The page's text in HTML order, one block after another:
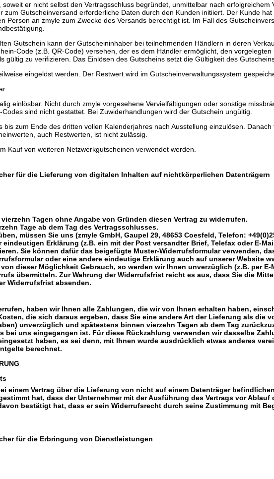
er nicht selbst den Vertragsschluss begründet, unmittelbar nach erfolgreichem
zum Gutscheinversand erforderliche Daten durch den Kunden initiiert. Der Kunde
Person an zmyle zum Zwecke des Versands berechtigt ist. Im Fall des
Gutschein kann der Gutscheininhaber bei teilnehmenden Händlern in deren
Code (z.B. QR-Code) versehen, der es dem Händler ermöglicht, den
gültig zu verifizieren. Das Einlösen des Gutscheins setzt die Gültigkeit des
eingelöst werden. Der Restwert wird im Gutscheinverwaltungssystem
einlösbar. Nicht durch zmyle vorgesehene Vervielfältigungen oder sonstige
sind nicht gestattet. Bei Zuwiderhandlungen wird der Gutschein ungültig.
bis zum Ende des dritten vollen Kalenderjahres nach Ausstellung einzulösen.
auch Restwerten, ist nicht zulässig.
Kauf von weiteren Netzwerkgutscheinen verwendet werden.
für die Lieferung von digitalen Inhalten auf nichtkörperlichen Datenträgern
Tagen ohne Angabe von Gründen diesen Vertrag zu widerrufen.
Tage ab dem Tag des Vertragsschlusses.
müssen Sie uns (zmyle GmbH, Gaupel 29, 48653 Coesfeld, Telefon:
eindeutigen Erklärung (z.B. ein mit der Post versandter Brief, Telefax oder E-
Sie können dafür das beigefügte Muster-Widerrufsformular verwenden,
oder eine andere eindeutige Erklärung auch auf unserer Website
dieser Möglichkeit Gebrauch, so werden wir Ihnen unverzüglich (z.B. per
übermitteln. Zur Wahrung der Widerrufsfrist reicht es aus, dass Sie die
Widerrufsfrist absenden.
haben wir Ihnen alle Zahlungen, die wir von Ihnen erhalten haben,
die sich daraus ergeben, dass Sie eine andere Art der Lieferung als die
unverzüglich und spätestens binnen vierzehn Tagen ab dem Tag
bei uns eingegangen ist. Für diese Rückzahlung verwenden wir dasselbe
haben, es sei denn, mit Ihnen wurde ausdrücklich etwas anderes
berechnet.
einem Vertrag über die Lieferung von nicht auf einem Datenträger
hat, dass der Unternehmer mit der Ausführung des Vertrags vor
bestätigt hat, dass er sein Widerrufsrecht durch seine Zustimmung mit
für die Erbringung von Dienstleistungen